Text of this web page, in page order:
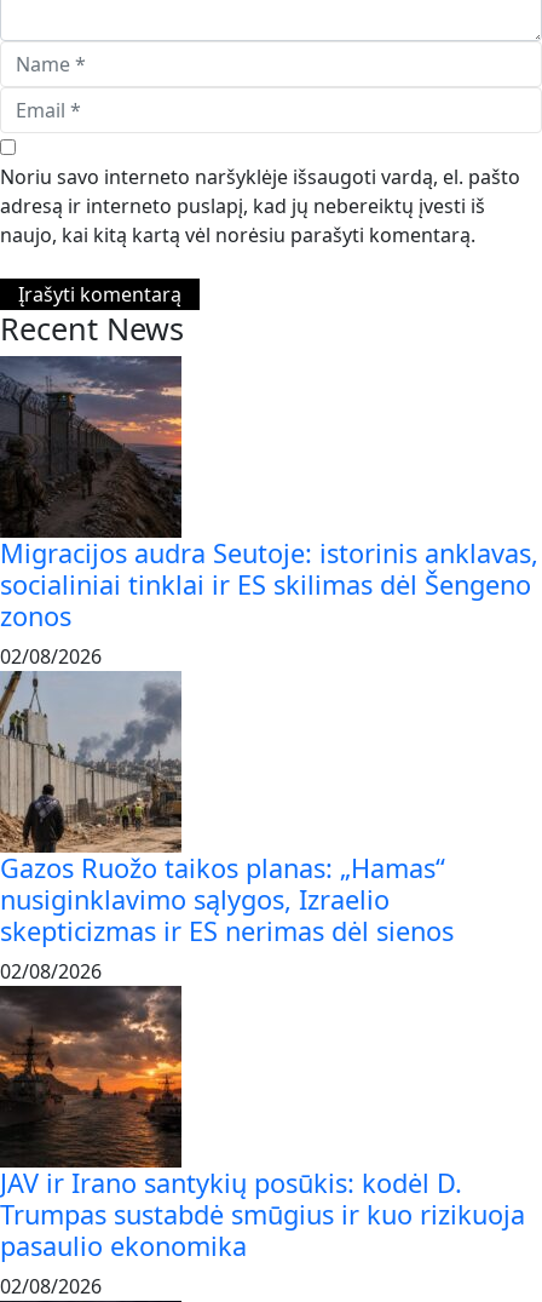
Noriu savo interneto naršyklėje išsaugoti vardą, el. pašto
adresą ir interneto puslapį, kad jų nebereiktų įvesti iš
naujo, kai kitą kartą vėl norėsiu parašyti komentarą.
Recent News
Migracijos audra Seutoje: istorinis anklavas,
socialiniai tinklai ir ES skilimas dėl Šengeno
zonos
02/08/2026
Gazos Ruožo taikos planas: „Hamas“
nusiginklavimo sąlygos, Izraelio
skepticizmas ir ES nerimas dėl sienos
02/08/2026
JAV ir Irano santykių posūkis: kodėl D.
Trumpas sustabdė smūgius ir kuo rizikuoja
pasaulio ekonomika
02/08/2026